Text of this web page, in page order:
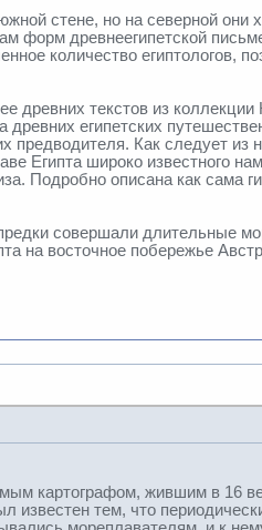
стене, но на северной они
форм древнеегипетской
количество египтологов,
древних текстов из коллекции
египетских
предводителя. Как следует из
Египта широко известного
Подробно описана как сама
совершали длительные
на восточное побережье
картографом, жившим в 16
известен тем, что